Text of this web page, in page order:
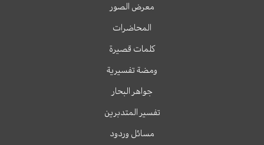
معرض الصور
المحاضرات
كلمات قصيرة
ومضة تفسيرية
جواهر البحار
تفسير المتدبرين
مسائل وردود